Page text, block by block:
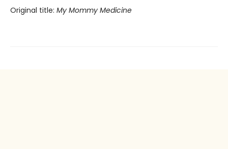
Original title: My Mommy Medicine